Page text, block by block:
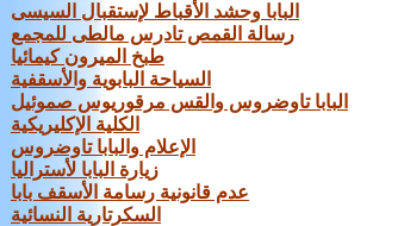
البابا وحشد الأقباط لإستقبال السيسى
رسالة القمص تادرس مالطى للمجمع
طبخ الميرون كيمائيا
السياحة البابوية والأسقفية
البابا تاوضروس والقس مرقوريوس صموئيل
الكلية الإكليريكية
الإعلام والبابا تاوضروس
زيارة البابا لأستراليا
عدم قانونية رسامة الأسقف بابا
السكرتارية النسائية